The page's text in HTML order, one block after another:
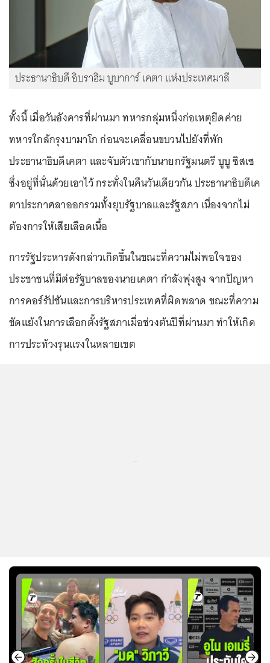
ประธานาธิบดี อิบราฮิม บูบาการ์ เคตา แห่งประเทศมาลี
ทั้งนี้ เมื่อวันอังคารที่ผ่านมา ทหารกลุ่มหนึ่งก่อเหตุยึดค่าย
ทหารใกล้กรุงบามาโก ก่อนจะเคลื่อนขบวนไปยังที่พัก
ประธานาธิบดีเคตา และจับตัวเขากับนายกรัฐมนตรี บูบู ซิสเซ
ซึ่งอยู่ที่นั่นด้วยเอาไว้ กระทั่งในคืนวันเดียวกัน ประธานาธิบดีเค
ตาประกาศลาออกรวมทั้งยุบรัฐบาลและรัฐสภา เนื่องจากไม่
ต้องการให้เสียเลือดเนื้อ
การรัฐประหารดังกล่าวเกิดขึ้นในขณะที่ความไม่พอใจของ
ประชาชนที่มีต่อรัฐบาลของนายเคตา กำลังพุ่งสูง จากปัญหา
การคอร์รัปชันและการบริหารประเทศที่ผิดพลาด ขณะที่ความ
ขัดแย้งในการเลือกตั้งรัฐสภาเมื่อช่วงต้นปีที่ผ่านมา ทำให้เกิด
การประท้วงรุนแรงในหลายเขต